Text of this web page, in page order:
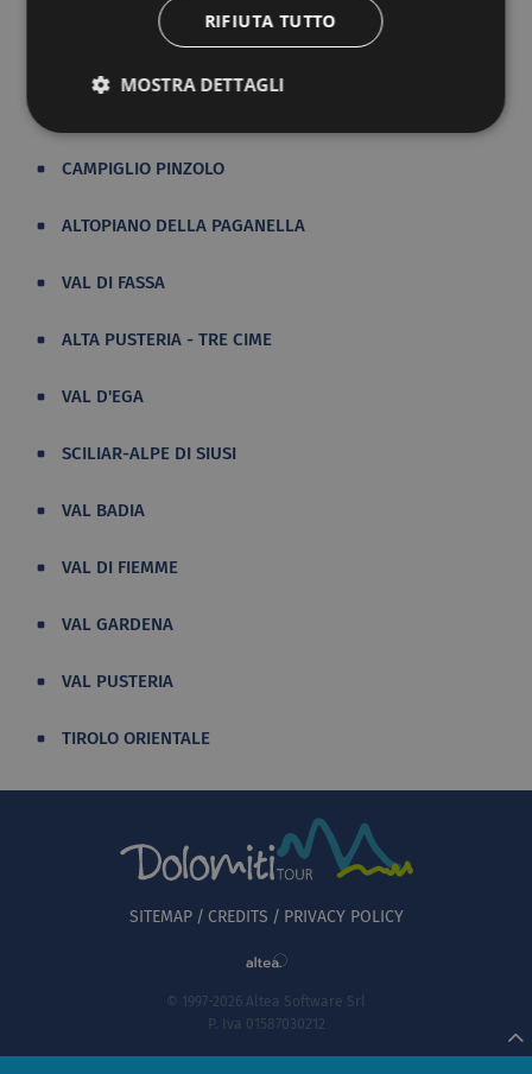
DOLOMITI AMPEZZANE
CAMPIGLIO PINZOLO
ALTOPIANO DELLA PAGANELLA
VAL DI FASSA
ALTA PUSTERIA - TRE CIME
VAL D'EGA
SCILIAR-ALPE DI SIUSI
VAL BADIA
VAL DI FIEMME
VAL GARDENA
VAL PUSTERIA
TIROLO ORIENTALE
SITEMAP CREDITS PRIVACY POLICY
© 1997-2026 Altea Software Srl
P. Iva 01587030212
RIFIUTA TUTTO
MOSTRA DETTAGLI